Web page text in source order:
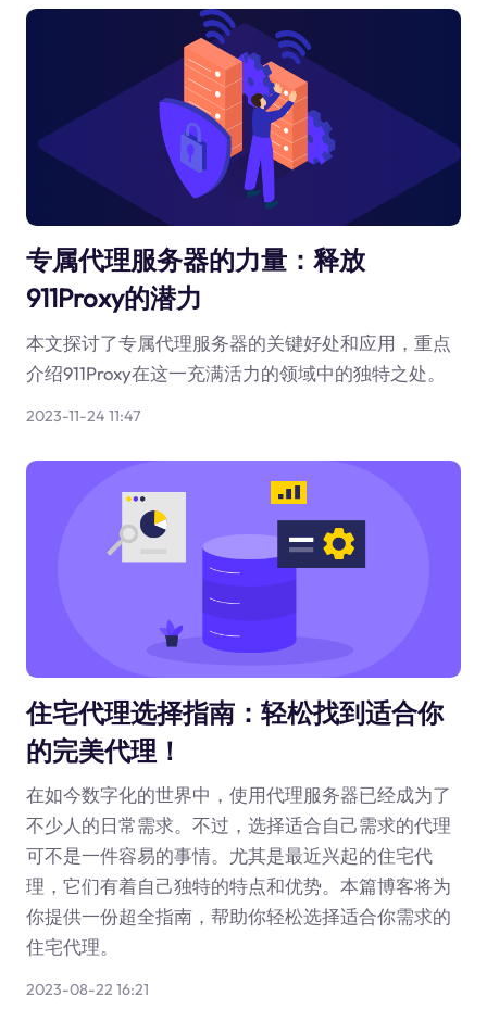
专属代理服务器的力量：释放
911Proxy的潜力
本文探讨了专属代理服务器的关键好处和应用，重点
介绍911Proxy在这一充满活力的领域中的独特之处。
2023-11-24 11:47
住宅代理选择指南：轻松找到适合你
的完美代理！
在如今数字化的世界中，使用代理服务器已经成为了
不少人的日常需求。不过，选择适合自己需求的代理
可不是一件容易的事情。尤其是最近兴起的住宅代
理，它们有着自己独特的特点和优势。本篇博客将为
你提供一份超全指南，帮助你轻松选择适合你需求的
住宅代理。
2023-08-22 16:21